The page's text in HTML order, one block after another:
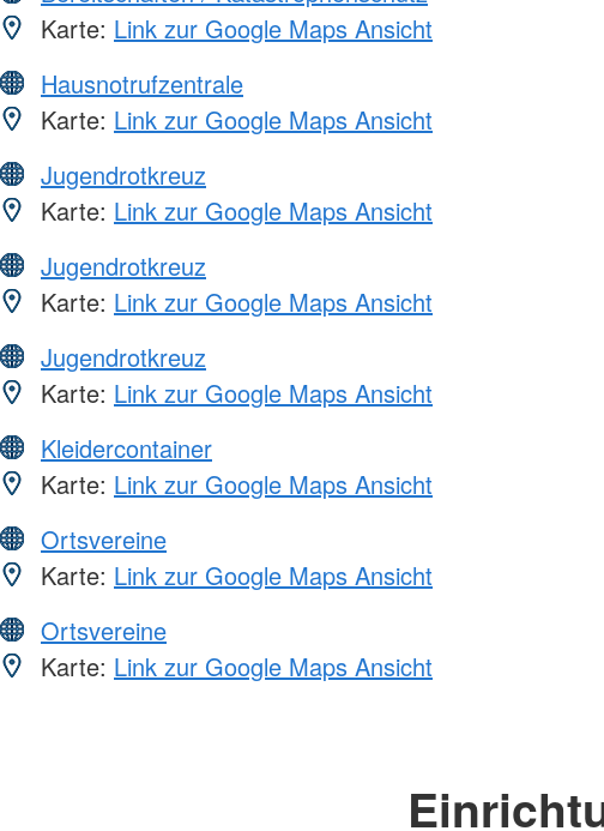
Karte: Link zur Google Maps Ansicht
Hausnotrufzentrale
Karte: Link zur Google Maps Ansicht
Jugendrotkreuz
Karte: Link zur Google Maps Ansicht
Jugendrotkreuz
Karte: Link zur Google Maps Ansicht
Jugendrotkreuz
Karte: Link zur Google Maps Ansicht
Kleidercontainer
Karte: Link zur Google Maps Ansicht
Ortsvereine
Karte: Link zur Google Maps Ansicht
Ortsvereine
Karte: Link zur Google Maps Ansicht